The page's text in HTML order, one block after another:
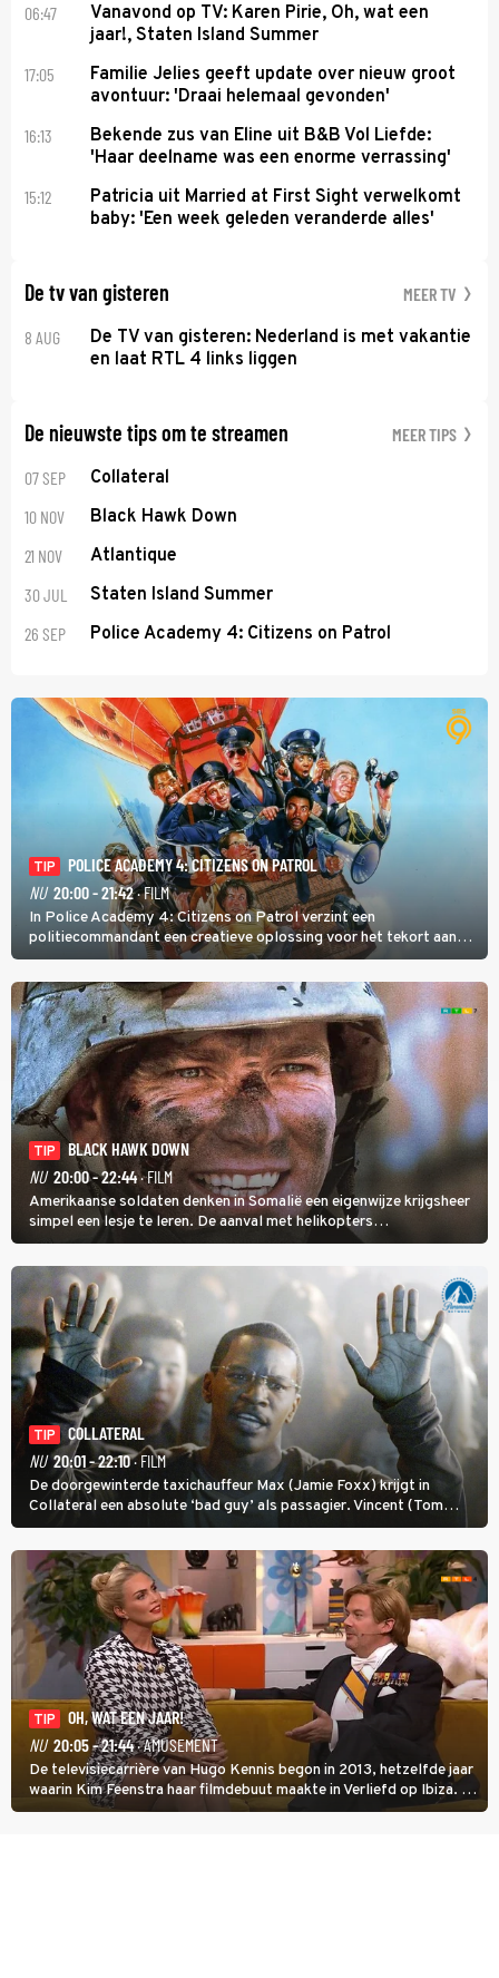
06:47
Vanavond op TV: Karen Pirie, Oh, wat een
jaar!, Staten Island Summer
17:05
Familie Jelies geeft update over nieuw groot
avontuur: 'Draai helemaal gevonden'
16:13
Bekende zus van Eline uit B&B Vol Liefde:
'Haar deelname was een enorme verrassing'
15:12
Patricia uit Married at First Sight verwelkomt
baby: 'Een week geleden veranderde alles'
De tv van gisteren MEER TV
8 AUG
De TV van gisteren: Nederland is met vakantie
en laat RTL 4 links liggen
De nieuwste tips om te streamen MEER TIPS
07 SEP Collateral
10 NOV Black Hawk Down
21 NOV Atlantique
30 JUL Staten Island Summer
26 SEP Police Academy 4: Citizens on Patrol
TIP
POLICE ACADEMY 4: CITIZENS ON PATROL
NU 20:00 - 21:42· FILM
In Police Academy 4: Citizens on Patrol verzint een
politiecommandant een creatieve oplossing voor het tekort aan
agenten.
TIP
BLACK HAWK DOWN
NU 20:00 - 22:44· FILM
Amerikaanse soldaten denken in Somalië een eigenwijze krijgsheer
simpel een lesje te leren. De aanval met helikopters
verloopt in Black Hawk down dramatisch.
TIP
COLLATERAL
NU 20:01 - 22:10· FILM
De doorgewinterde taxichauffeur Max (Jamie Foxx) krijgt in
Collateral een absolute ‘bad guy’ als passagier. Vincent (Tom
Cruise) heeft hem nodig om hem de stad door te loodsen om een
wel heel lugubere reden.
TIP
OH, WAT EEN JAAR!
NU 20:05 - 21:44· AMUSEMENT
De televisiecarrière van Hugo Kennis begon in 2013, hetzelfde jaar
waarin Kim Feenstra haar filmdebuut maakte in Verliefd op Ibiza. In
Oh, Wat een Jaar! wordt duidelijk wat ze nog meer weten van het